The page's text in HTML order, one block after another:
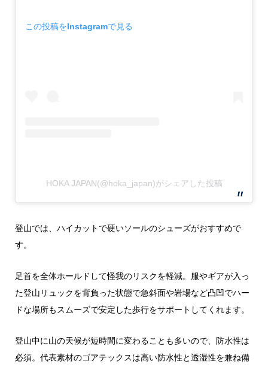
この投稿をInstagramで見る
HOKA JAPAN(@hoka_japan)がシェアした投稿
登山では、ハイカットで硬いソールのシューズがおすすめで
す。
足首を全体ホールドして怪我のリスクを軽減。服やギアが入っ
た登山リュックを背負った状態で急斜面や岩場など凸凹でハー
ドな場所もスムーズで安定した歩行をサポートしてくれます。
登山中に山の天候が短時間に変わることも多いので、防水性は
必須。代表素材のゴアテックスは高い防水性と透湿性を兼ね備